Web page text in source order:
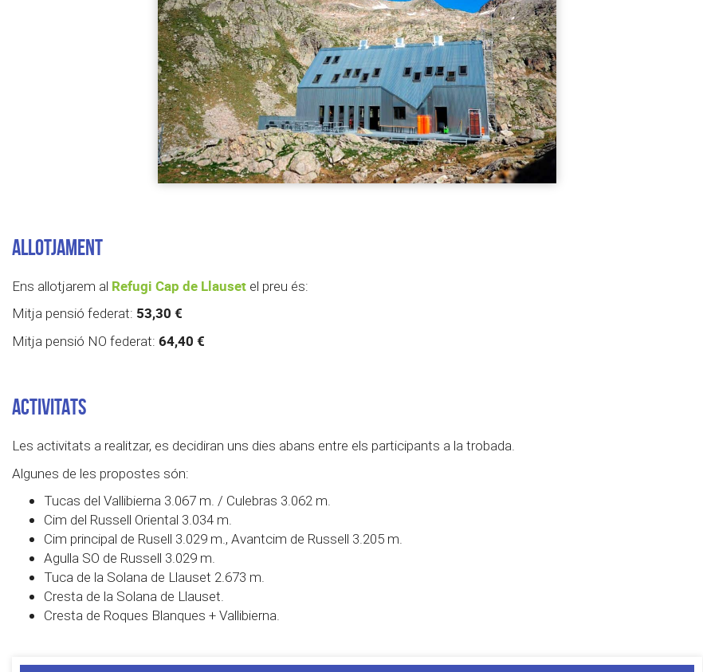
ALLOTJAMENT
Ens allotjarem al Refugi Cap de Llauset el preu és:
Mitja pensió federat: 53,30 €
Mitja pensió NO federat: 64,40 €
ACTIVITATS
Les activitats a realitzar, es decidiran uns dies abans entre els participants a la trobada.
Algunes de les propostes són:
Tucas del Vallibierna 3.067 m. / Culebras 3.062 m.
Cim del Russell Oriental 3.034 m.
Cim principal de Rusell 3.029 m., Avantcim de Russell 3.205 m.
Agulla SO de Russell 3.029 m.
Tuca de la Solana de Llauset 2.673 m.
Cresta de la Solana de Llauset.
Cresta de Roques Blanques + Vallibierna.